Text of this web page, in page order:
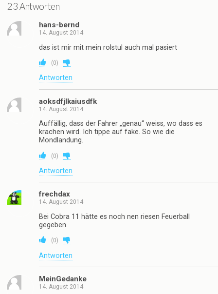
23 Antworten
hans-bernd
14. August 2014
das ist mir mit mein rolstul auch mal pasiert
(0)
Antworten
aoksdfjlkaiusdfk
14. August 2014
Auffällig, dass der Fahrer „genau“ weiss, wo dass es
krachen wird. Ich tippe auf fake. So wie die
Mondlandung.
(0)
Antworten
frechdax
14. August 2014
Bei Cobra 11 hätte es noch nen riesen Feuerball
gegeben.
(0)
Antworten
MeinGedanke
14. August 2014